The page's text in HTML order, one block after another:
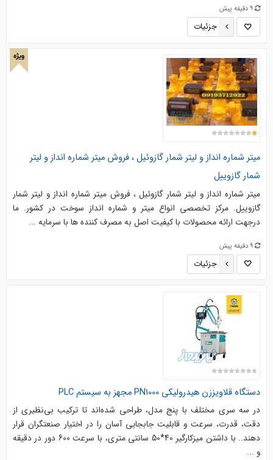
9 دقیقه پیش
جزئیات
ویژه
میتر شماره انداز و لیتر شمار گازوئیل ، فروش میتر شماره انداز و لیتر
شمار گازوییل
میتر شماره انداز و لیتر شمار گازوئیل ، فروش میتر شماره انداز و لیتر شمار
گازوییل. مرکز تخصصی انواع میتر و شماره انداز سوخت در کشور. ما
درجهت ارائه محصولات با کیفیت اصل به مصرف کننده ها با سرمایه ...
9 دقیقه پیش
جزئیات
دستگاه قلاویززن هیدرولیکی PN1000 مجهز به سیستم PLC
در سه سری مختلف با پنج مدل، طراحی شده‌اند تا ترکیب بی‌نظیری از
دقت، قدرت، سرعت و قابلیت جابجایی آسان را در اختیار صنعتگران قرار
دهند.. با داشتن میزکارگیر 40*50 سانتی متری، با سرعت 600 دور در دقیقه
و ...